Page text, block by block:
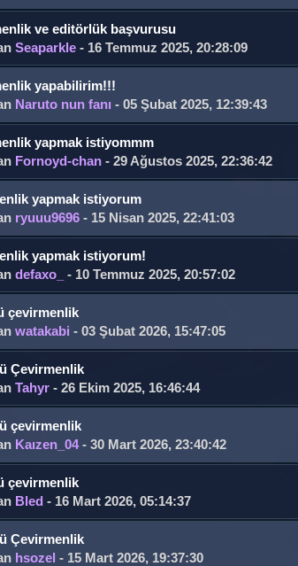
ve editörlük başvurusu
Seaparkle - 16 Temmuz 2025, 20:28:09
yapabilirim!!!
Naruto nun fanı - 05 Şubat 2025, 12:39:43
yapmak istiyommm
Fornoyd-chan - 29 Ağustos 2025, 22:36:42
yapmak istiyorum
ryuuu9696 - 15 Nisan 2025, 22:41:03
yapmak istiyorum!
defaxo_ - 10 Temmuz 2025, 20:57:02
çevirmenlik
watakabi - 03 Şubat 2026, 15:47:05
Çevirmenlik
Tahyr - 26 Ekim 2025, 16:46:44
çevirmenlik
Kaızen_04- 30 Mart 2026, 23:40:42
çevirmenlik
Bled - 16 Mart 2026, 05:14:37
Çevirmenlik
hsozel - 15 Mart 2026, 19:37:30